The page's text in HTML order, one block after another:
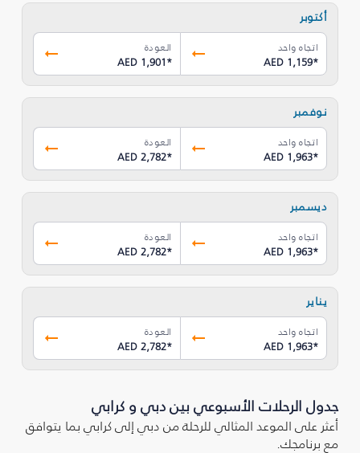
أكتوبر
اتجاه واحد
AED 1,159*
العودة
AED 1,901*
نوفمبر
اتجاه واحد
AED 1,963*
العودة
AED 2,782*
ديسمبر
اتجاه واحد
AED 1,963*
العودة
AED 2,782*
يناير
اتجاه واحد
AED 1,963*
العودة
AED 2,782*
جدول الرحلات الأسبوعي بين دبي و كرابي
أعثر على الموعد المثالي للرحلة من دبي إلى كرابي بما يتوافق
مع برنامجك.